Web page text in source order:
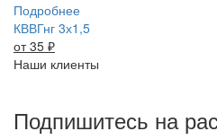
Подробнее
КВВГнг 3х1,5
от 35 ₽
Наши клиенты
Подпишитесь на